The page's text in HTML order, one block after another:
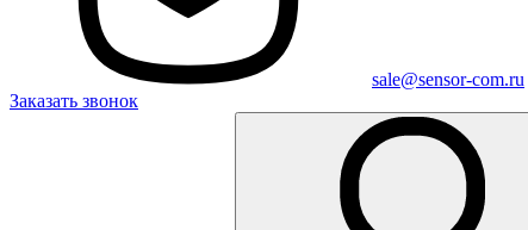
sale@sensor-com.ru
Заказать звонок